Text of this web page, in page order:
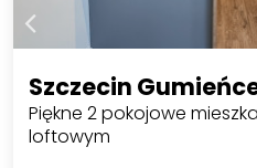
Szczecin
Piękne 2 pokojowe
loftowym